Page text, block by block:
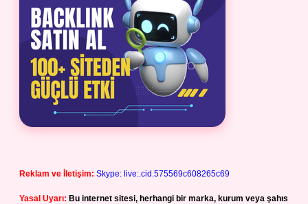
Reklam ve İletişim: Skype: live:.cid.575569c608265c69
Yasal Uyarı: Bu internet sitesi, herhangi bir marka, kurum veya şahıs